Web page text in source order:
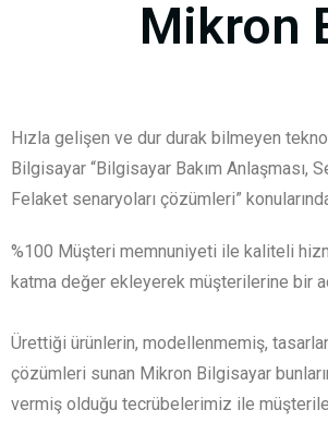
Mikron
Hızla gelişen ve dur durak bilmeyen
Bilgisayar “Bilgisayar Bakım Anlaşması,
Felaket senaryoları çözümleri”
%100 Müşteri memnuniyeti ile kaliteli
katma değer ekleyerek müşterilerine bir
Ürettiği ürünlerin, modellenmemiş,
çözümleri sunan Mikron Bilgisayar
vermiş olduğu tecrübelerimiz ile